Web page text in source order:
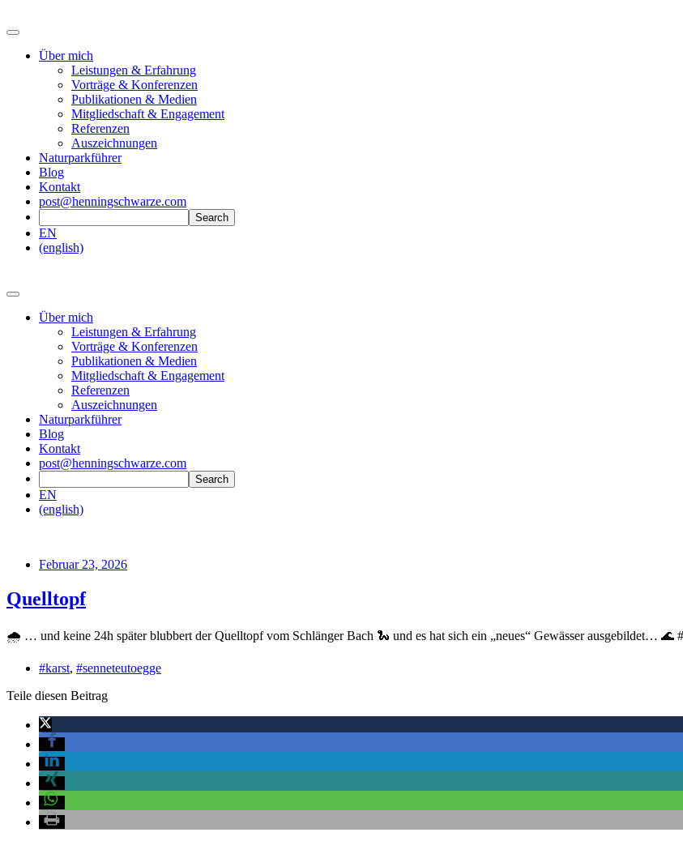
Über mich
Leistungen & Erfahrung
Vorträge & Konferenzen
Publikationen & Medien
Mitgliedschaft & Engagement
Referenzen
Auszeichnungen
Naturparkführer
Blog
Kontakt
post@henningschwarze.com
EN
(english)
Über mich
Leistungen & Erfahrung
Vorträge & Konferenzen
Publikationen & Medien
Mitgliedschaft & Engagement
Referenzen
Auszeichnungen
Naturparkführer
Blog
Kontakt
post@henningschwarze.com
EN
(english)
Februar 23, 2026
Quelltopf
🌧️ … und keine 24h später blubbert der Quelltopf vom Schlänger Bach 🐍 und es hat sich ein „neues“ Gewässer ausgebildet… 🌊
#karst, #senneteutoegge
Teile diesen Beitrag